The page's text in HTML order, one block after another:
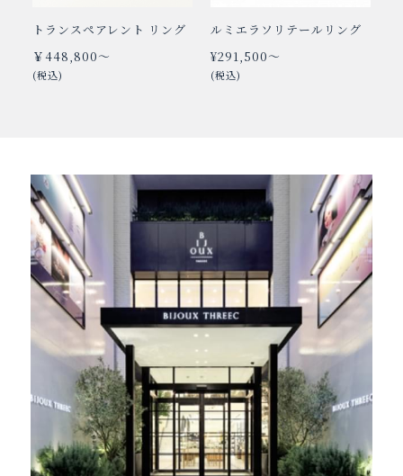
トランスペアレント リング
￥448,800～
(税込)
ルミエラソリテールリング
¥291,500～
(税込)